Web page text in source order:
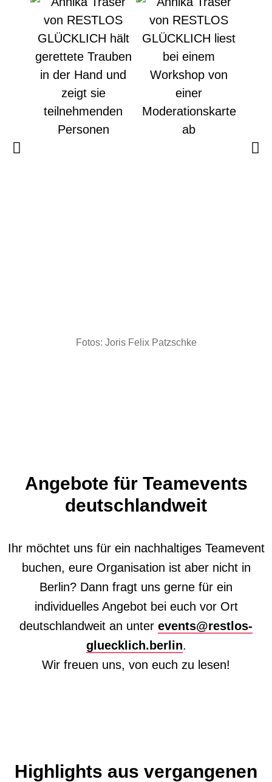
Fotos: Joris Felix Patzschke
Angebote für Teamevents
deutschlandweit
Ihr möchtet uns für ein nachhaltiges Teamevent
buchen, eure Organisation ist aber nicht in
Berlin? Dann fragt uns gerne für ein
individuelles Angebot bei euch vor Ort
deutschlandweit an unter events@restlos-
gluecklich.berlin.
Wir freuen uns, von euch zu lesen!
Highlights aus vergangenen